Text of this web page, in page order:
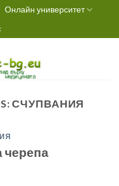
Онлайн университет
СЧУПВАНИЯ
черепа